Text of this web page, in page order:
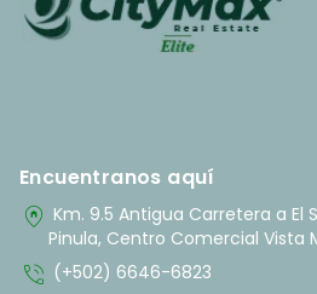
Encuentranos aquí
home_pin Km. 9.5 Antigua Carretera a El
Pinula, Centro Comercial Vista
phone_in_talk (+502) 6646-6823